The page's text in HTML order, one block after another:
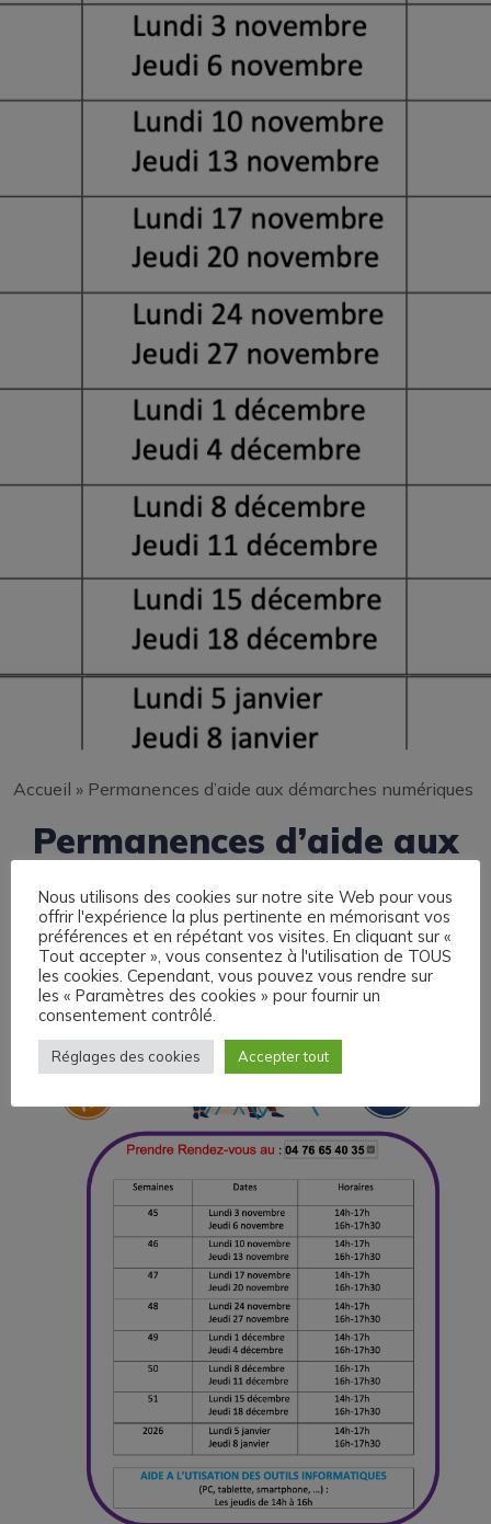
Accueil » Permanences d’aide aux démarches numériques
Permanences d’aide aux
démarches numériques
Nous utilisons des cookies sur notre site Web pour vous
offrir l'expérience la plus pertinente en mémorisant vos
préférences et en répétant vos visites. En cliquant sur «
Tout accepter », vous consentez à l'utilisation de TOUS
les cookies. Cependant, vous pouvez vous rendre sur
les « Paramètres des cookies » pour fournir un
consentement contrôlé.
Réglages des cookies Accepter tout